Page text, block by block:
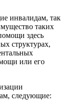
инвалидам, так
таких
здесь
структурах,
или его
следующие: